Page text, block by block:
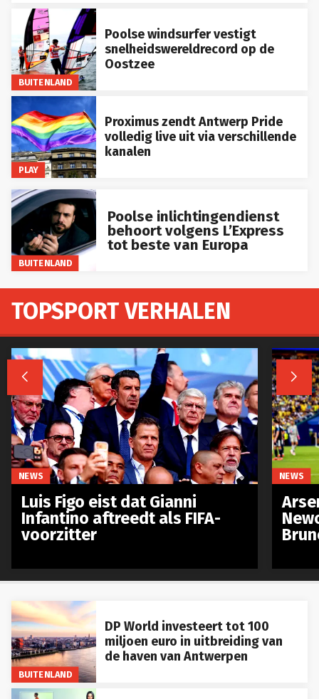
BUITENLAND
Poolse windsurfer vestigt
snelheidswereldrecord op de
Oostzee
PLAY
Proximus zendt Antwerp Pride
volledig live uit via verschillende
kanalen
BUITENLAND
Poolse inlichtingendienst
behoort volgens L’Express
tot beste van Europa
BUITENLAND
DP World investeert tot 100
miljoen euro in uitbreiding van
de haven van Antwerpen
TOPSPORT VERHALEN
 
NEWS
Luis Figo eist dat Gianni
Infantino aftreedt als FIFA-
voorzitter
NEWS